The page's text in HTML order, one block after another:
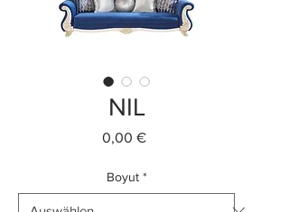
NIL
0,00 €Preis
Boyut *